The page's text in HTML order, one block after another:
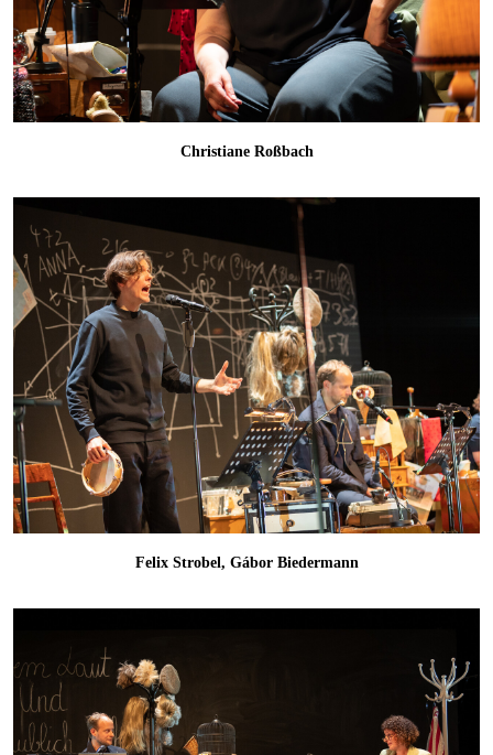
Christiane Roßbach
Felix Strobel, Gábor Biedermann